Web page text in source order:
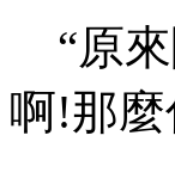
“原來
啊!那